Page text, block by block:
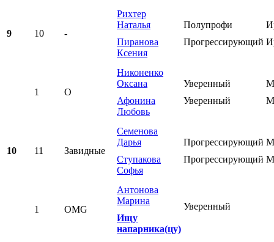
9 10 -
Рихтер
Наталья
Пиранова
Ксения
Полупрофи
Прогрессирующий
1 О
Никоненко
Оксана
Афонина
Любовь
Уверенный
Уверенный
10 11 Завидные
Семенова
Дарья
Ступакова
Софья
Прогрессирующий
Прогрессирующий
1 OMG
Антонова
Марина
Ищу
напарника(цу)
Уверенный